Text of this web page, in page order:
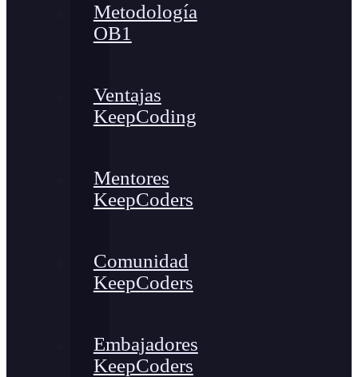
Metodología
OB1
Ventajas
KeepCoding
Mentores
KeepCoders
Comunidad
KeepCoders
Embajadores
KeepCoders